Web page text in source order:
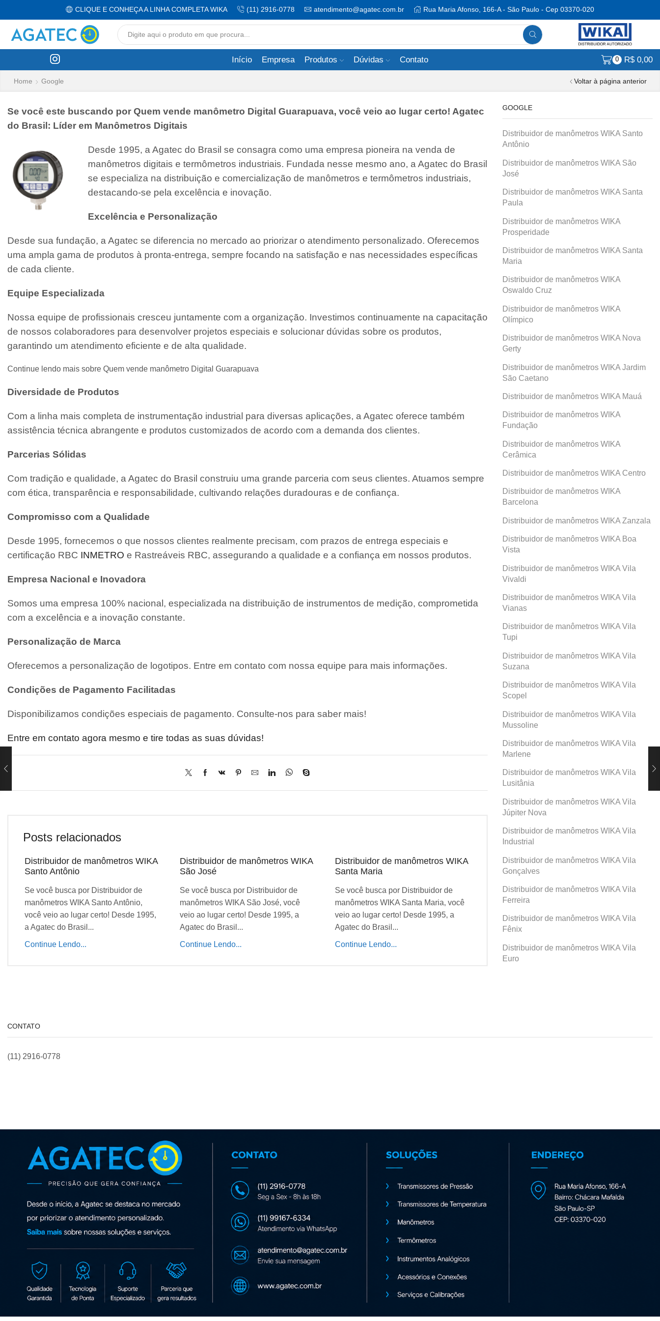
CLIQUE E CONHEÇA A LINHA COMPLETA WIKA (11) 2916-0778 atendimento@agatec.com.br Rua Maria Afonso, 166-A - São Paulo - Cep 03370-020
input
Início Empresa Produtos Dúvidas Contato 0 R$0,00
Voltar à página anterior
Home Google
Se você este buscando por Quem vende manômetro Digital Guarapuava, você veio ao lugar certo! Agatec
do Brasil: Líder em Manômetros Digitais
Desde 1995, a Agatec do Brasil se consagra como uma empresa pioneira na venda de
manômetros digitais e termômetros industriais. Fundada nesse mesmo ano, a Agatec do Brasil
se especializa na distribuição e comercialização de manômetros e termômetros industriais,
destacando-se pela excelência e inovação.
Excelência e Personalização
Desde sua fundação, a Agatec se diferencia no mercado ao priorizar o atendimento personalizado. Oferecemos
uma ampla gama de produtos à pronta-entrega, sempre focando na satisfação e nas necessidades específicas
de cada cliente.
Equipe Especializada
Nossa equipe de profissionais cresceu juntamente com a organização. Investimos continuamente na capacitação
de nossos colaboradores para desenvolver projetos especiais e solucionar dúvidas sobre os produtos,
garantindo um atendimento eficiente e de alta qualidade.
Continue lendo mais sobre Quem vende manômetro Digital Guarapuava
Diversidade de Produtos
Com a linha mais completa de instrumentação industrial para diversas aplicações, a Agatec oferece também
assistência técnica abrangente e produtos customizados de acordo com a demanda dos clientes.
Parcerias Sólidas
Com tradição e qualidade, a Agatec do Brasil construiu uma grande parceria com seus clientes. Atuamos sempre
com ética, transparência e responsabilidade, cultivando relações duradouras e de confiança.
Compromisso com a Qualidade
Desde 1995, fornecemos o que nossos clientes realmente precisam, com prazos de entrega especiais e
certificação RBC INMETRO e Rastreáveis RBC, assegurando a qualidade e a confiança em nossos produtos.
Empresa Nacional e Inovadora
Somos uma empresa 100% nacional, especializada na distribuição de instrumentos de medição, comprometida
com a excelência e a inovação constante.
Personalização de Marca
Oferecemos a personalização de logotipos. Entre em contato com nossa equipe para mais informações.
Condições de Pagamento Facilitadas
Disponibilizamos condições especiais de pagamento. Consulte-nos para saber mais!
Entre em contato agora mesmo e tire todas as suas dúvidas!
Posts relacionados
Distribuidor de manômetros WIKA
Santo Antônio
Se você busca por Distribuidor de
manômetros WIKA Santo Antônio,
você veio ao lugar certo! Desde 1995,
a Agatec do Brasil...
Continue Lendo...
Distribuidor de manômetros WIKA
São José
Se você busca por Distribuidor de
manômetros WIKA São José, você
veio ao lugar certo! Desde 1995, a
Agatec do Brasil...
Continue Lendo...
Distribuidor de manômetros WIKA
Santa Maria
Se você busca por Distribuidor de
manômetros WIKA Santa Maria, você
veio ao lugar certo! Desde 1995, a
Agatec do Brasil...
Continue Lendo...
Distribuidor de manômetros WIKA
Prosperidade
Se você busca por Distribuidor de
manômetros WIKA Prosperidade, você
veio ao lugar certo! Desde 1995, a
Agatec do Brasil vem...
Continue Lendo...
GOOGLE
Distribuidor de manômetros WIKA Santo
Antônio
Distribuidor de manômetros WIKA São
José
Distribuidor de manômetros WIKA Santa
Paula
Distribuidor de manômetros WIKA
Prosperidade
Distribuidor de manômetros WIKA Santa
Maria
Distribuidor de manômetros WIKA
Oswaldo Cruz
Distribuidor de manômetros WIKA
Olímpico
Distribuidor de manômetros WIKA Nova
Gerty
Distribuidor de manômetros WIKA Jardim
São Caetano
Distribuidor de manômetros WIKA Mauá
Distribuidor de manômetros WIKA
Fundação
Distribuidor de manômetros WIKA
Cerâmica
Distribuidor de manômetros WIKA Centro
Distribuidor de manômetros WIKA
Barcelona
Distribuidor de manômetros WIKA Zanzala
Distribuidor de manômetros WIKA Boa
Vista
Distribuidor de manômetros WIKA Vila
Vivaldi
Distribuidor de manômetros WIKA Vila
Vianas
Distribuidor de manômetros WIKA Vila
Tupi
Distribuidor de manômetros WIKA Vila
Suzana
Distribuidor de manômetros WIKA Vila
Scopel
Distribuidor de manômetros WIKA Vila
Mussoline
Distribuidor de manômetros WIKA Vila
Marlene
Distribuidor de manômetros WIKA Vila
Lusitânia
Distribuidor de manômetros WIKA Vila
Júpiter Nova
Distribuidor de manômetros WIKA Vila
Industrial
Distribuidor de manômetros WIKA Vila
Gonçalves
Distribuidor de manômetros WIKA Vila
Ferreira
Distribuidor de manômetros WIKA Vila
Fênix
Distribuidor de manômetros WIKA Vila
Euro
CONTATO
(11) 2916-0778